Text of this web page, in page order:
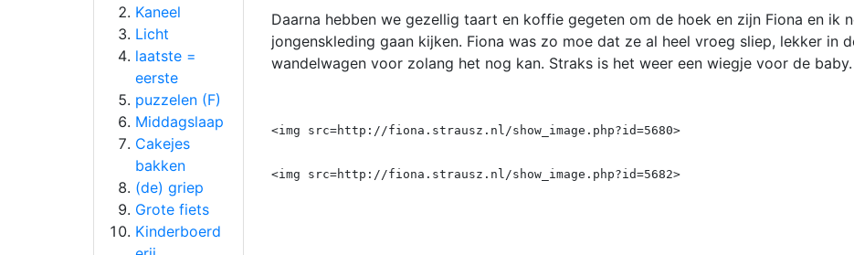
Daarna hebben we gezellig taart en koffie gegeten om de hoek en zijn Fiona en ik
jongenskleding gaan kijken. Fiona was zo moe dat ze al heel vroeg sliep, lekker in
wandelwagen voor zolang het nog kan. Straks is het weer een wiegje voor de baby.
<img src=http://fiona.strausz.nl/show_image.php?id=5680>
<img src=http://fiona.strausz.nl/show_image.php?id=5682>
Kaneel
Licht
laatste =
eerste
puzzelen (F)
Middagslaap
Cakejes
bakken
(de) griep
Grote fiets
Kinderboerd